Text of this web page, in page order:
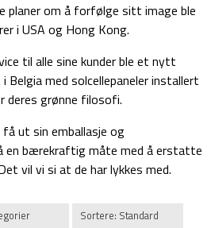
planer om å forfølge sitt image ble
i USA og Hong Kong.
til alle sine kunder ble et nytt
med solcellepaneler installert
deres grønne filosofi.
ut sin emballasje og
en bærekraftig måte med å erstatte
vil vi si at de har lykkes med.